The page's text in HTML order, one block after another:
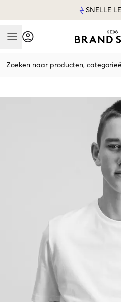
SNELLE
Mobile Menu
Zoeken naar producten,